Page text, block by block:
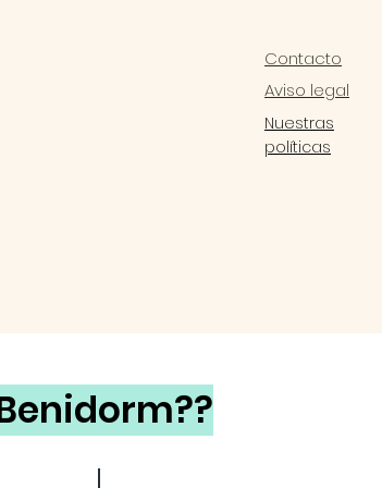
Contacto
Aviso legal
Nuestras
políticas